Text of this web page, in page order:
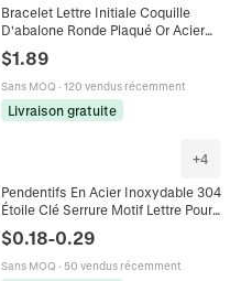
Bracelet Lettre Initiale Coquille
D'abalone Ronde Plaqué Or Acier
Inoxydable Chaîne Figaro Bijoux
Pour Femmes
$1.89
Sans MOQ · 120 vendus récemment
Livraison gratuite
+4
Pendentifs En Acier Inoxydable 304
Étoile Clé Serrure Motif Lettre Pour
Fabrication De Bijoux Bracelet
Collier
$0.18-0.29
Sans MOQ · 50 vendus récemment